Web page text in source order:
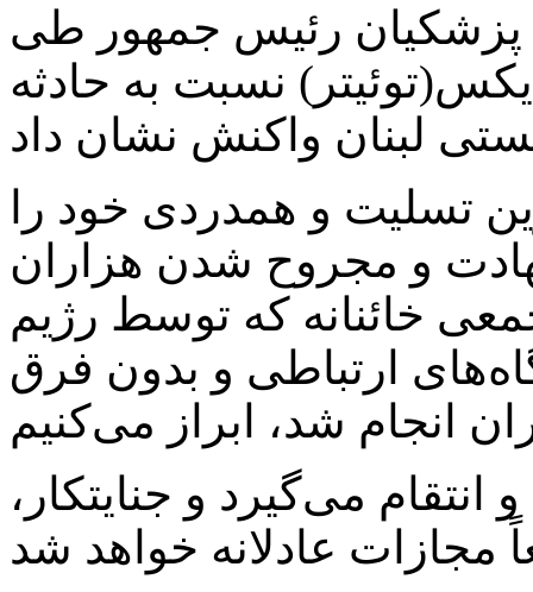
پزشکیان رئیس جمهور طی
نسبت به حادثه
تسلیت و همدردی خود را
و مجروح شدن هزاران
خائنانه که توسط رژیم
ارتباطی و بدون فرق
می‌گیرد و جنایتکار،